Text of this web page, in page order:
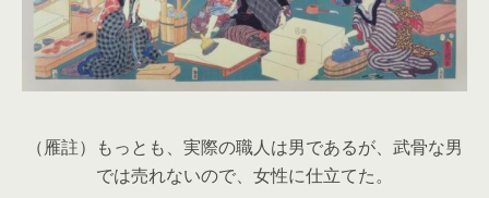
（雁註）もっとも、実際の職人は男であるが、武骨な男
では売れないので、女性に仕立てた。